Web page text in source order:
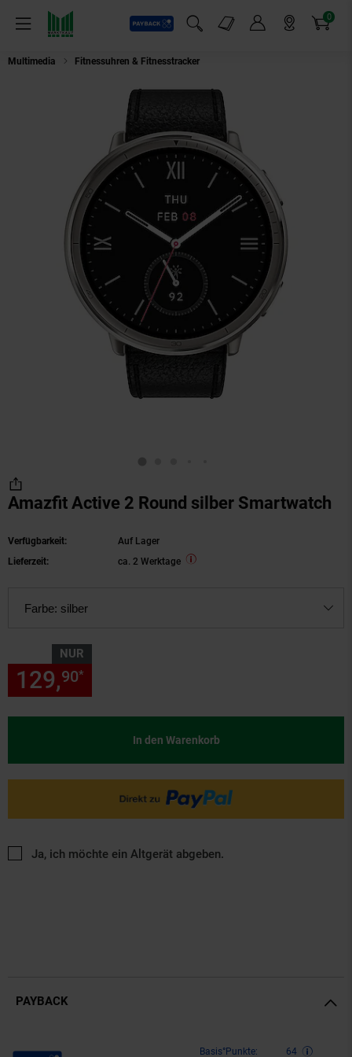
Menü
Payback
Suchfeld einblenden
Markt-Angebote 0
Artikel
Multimedia Fitnessuhren & Fitnesstracker
Amazfit Active 2 Round silber Smartwatch
Verfügbarkeit:
Auf Lager
Lieferzeit:
ca. 2 Werktage
Farbe: silber
NUR
129,90*
In den Warenkorb
Ja, ich möchte ein Altgerät abgeben.
PAYBACK
Payback Punkte Basis°Punkte:
64